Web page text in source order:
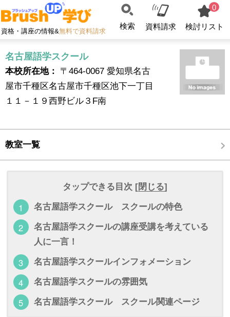
資格・講座の情報&無料で資料請求
検索 資料請求
0
検討リスト
名古屋語学スクール
本校所在地：
〒464-0067 愛知県名古
屋市千種区名古屋市千種区池下一丁目
１１－１９西野ビル３F南
教室一覧
タップできる目次 [閉じる]
名古屋語学スクール スクールの特色
名古屋語学スクールの講座受講を考えている
人に一言！
名古屋語学スクールインフォメーション
名古屋語学スクールの雰囲気
名古屋語学スクール スクール関連ページ